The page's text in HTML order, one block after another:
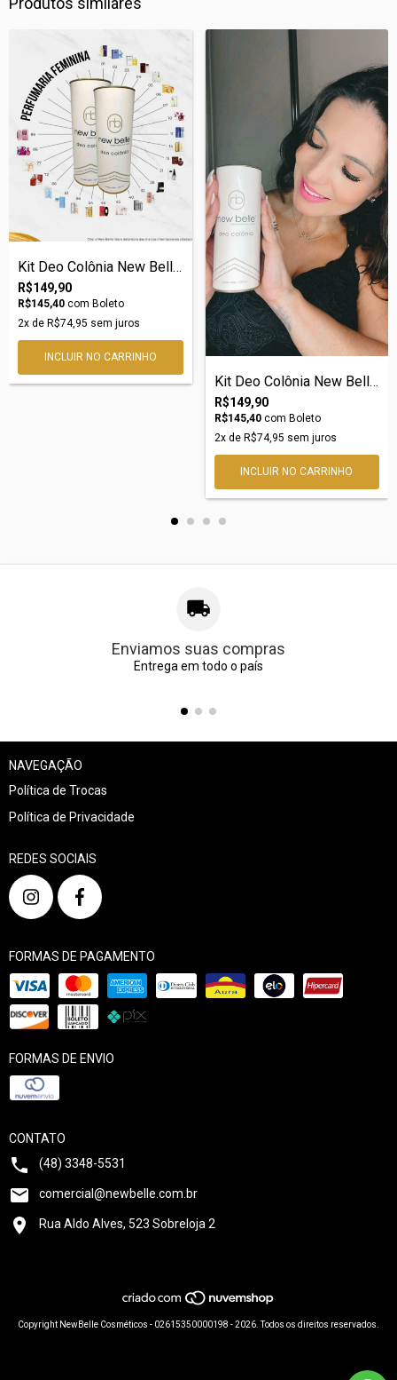
Kit Deo Colônia New Belle nº06 – Inspira...
R$149,90
R$145,40 com Boleto
2x de R$74,95 sem juros
Kit Deo Colônia New Belle nº05 – Inspira...
R$149,90
R$145,40 com Boleto
2x de R$74,95 sem juros
Enviamos suas compras
Entrega em todo o país
NAVEGAÇÃO
Política de Trocas
Política de Privacidade
REDES SOCIAIS
FORMAS DE PAGAMENTO
FORMAS DE ENVIO
CONTATO
(48) 3348-5531
comercial@newbelle.com.br
Rua Aldo Alves, 523 Sobreloja 2
Copyright NewBelle Cosméticos - 02615350000198 - 2026. Todos os direitos reservados.